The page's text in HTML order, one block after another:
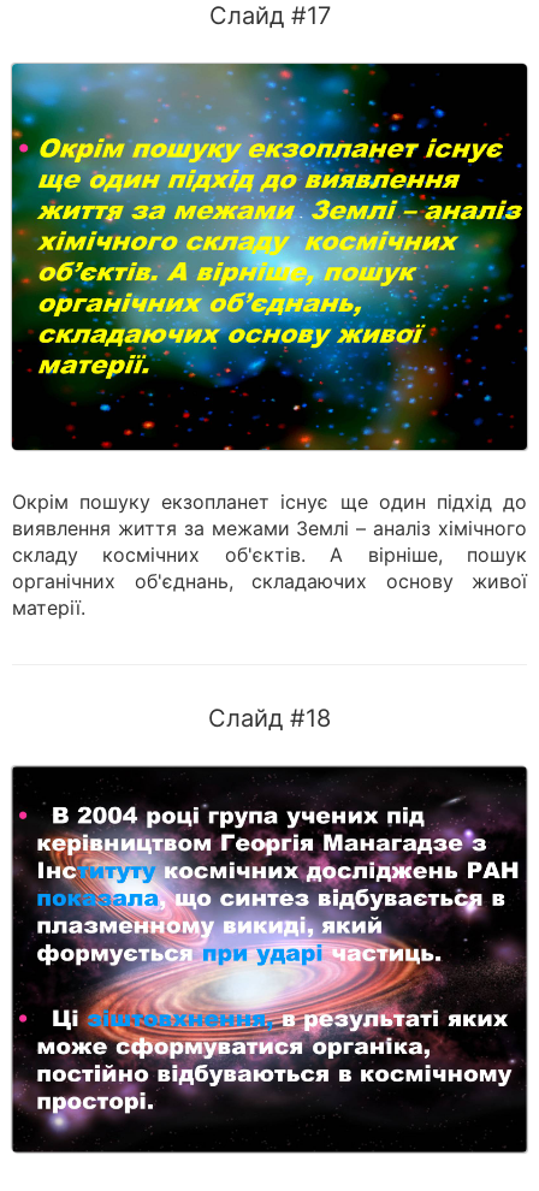
Слайд #17
Окрім пошуку екзопланет існує ще один підхід до
виявлення життя за межами Землі – аналіз хімічного
складу космічних об'єктів. А вірніше, пошук
органічних об'єднань, складаючих основу живої
матерії.
Слайд #18